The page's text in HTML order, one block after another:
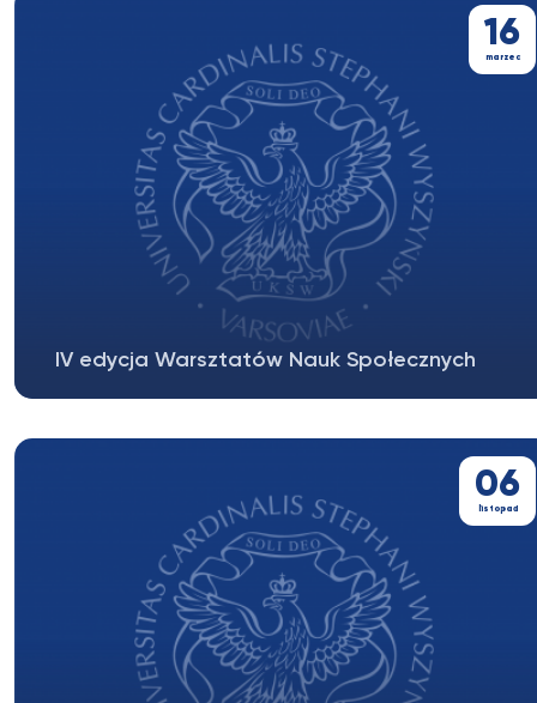
16
marzec
IV edycja Warsztatów Nauk Społecznych
Społecznych UKSW! Już 16 marca 2026...
06
listopad